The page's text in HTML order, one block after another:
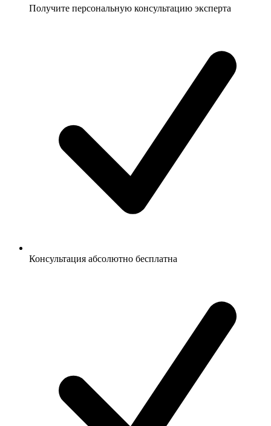
Получите персональную консультацию эксперта
Консультация абсолютно бесплатна